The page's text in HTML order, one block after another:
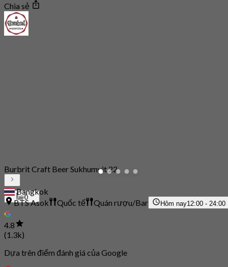
Chia sẻ
0
Burbrit Craft Beer Sukhumvit 22
Bangkok
BTS Asok
Quốc tế Quán rượu/Bar Hôm nay12:00 - 24:00
4.8
(1.3k)
Dựa trên điểm đánh giá của Google